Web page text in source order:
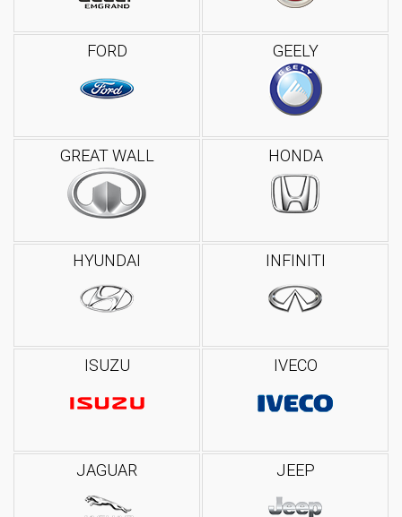
FORD GEELY
GREAT WALL HONDA
HYUNDAI INFINITI
ISUZU IVECO
JAGUAR JEEP